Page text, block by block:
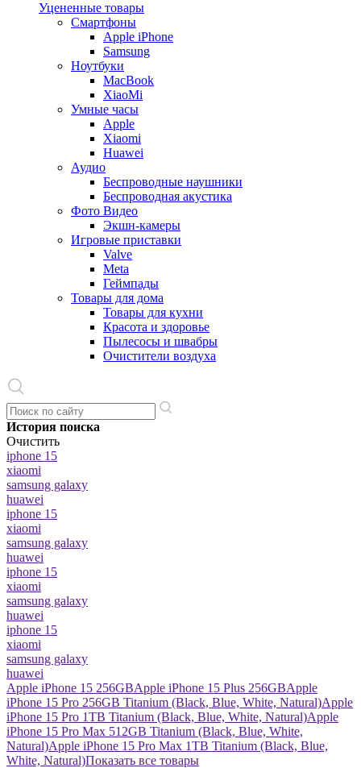
Уцененные товары
Cмартфоны
Apple iPhone
Samsung
Ноутбуки
MacBook
XiaoMi
Умные часы
Apple
Xiaomi
Huawei
Аудио
Беспроводные наушники
Беспроводная акустика
Фото Видео
Экшн-камеры
Игровые приставки
Valve
Meta
Геймпады
Товары для дома
Товары для кухни
Красота и здоровье
Пылесосы и швабры
Очистители воздуха
История поиска
Очистить
iphone 15
xiaomi
samsung galaxy
huawei
iphone 15
xiaomi
samsung galaxy
huawei
iphone 15
xiaomi
samsung galaxy
huawei
iphone 15
xiaomi
samsung galaxy
huawei
Apple iPhone 15 256GBApple iPhone 15 Plus 256GBApple
iPhone 15 Pro 256GB Titanium (Black, Blue, White, Natural)Apple
iPhone 15 Pro 1TB Titanium (Black, Blue, White, Natural)Apple
iPhone 15 Pro Max 512GB Titanium (Black, Blue, White,
Natural)Apple iPhone 15 Pro Max 1TB Titanium (Black, Blue,
White, Natural)Показать все товары